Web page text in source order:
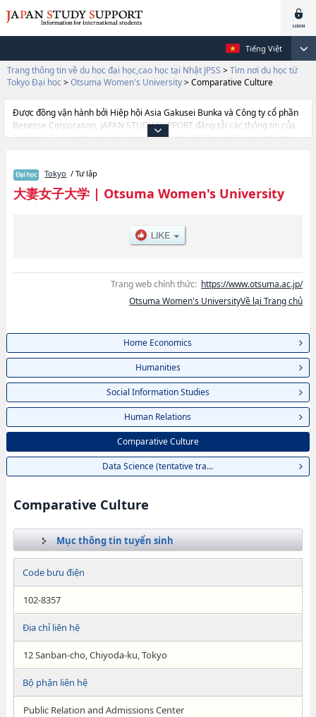
Tiếng Việt
Trang thông tin về du học đại học,cao học tại Nhật JPSS > Tìm nơi du học từ
Tokyo Đại học > Otsuma Women's University> Comparative Culture
Được đồng vận hành bởi Hiệp hội Asia Gakusei Bunka và Công ty cổ phần
Benesse Corporation, JAPAN STUDY SUPPORT đăng tải các thông tin của
khoảng 1.300 trường đại học, cao học, trường đại học ngắn hạn, trường
thông tin cần thiết dành cho du học sinh, như là về các Ngành Home
EconomicshoặcNgành HumanitieshoặcNgành Social Information
StudieshoặcNgành Human RelationshoặcNgành Comparative
ngành học, thông tin liên quan đến thi tuyển như số lượng tuyển sinh, số
lượng trúng tuyển, cở sở trang thiết bị, hướng dẫn địa điểm v.v...
Tokyo / Tư lập
大妻女子大学| Otsuma Women's University
Trang web chính thức: https://www.otsuma.ac.jp/
Otsuma Women's UniversityVề lại Trang chủ
Home Economics
Humanities
Social Information Studies
Human Relations
Comparative Culture
Data Science (tentative tra...
Comparative Culture
Mục thông tin tuyển sinh
Code bưu điện
102-8357
Địa chỉ liên hệ
12 Sanban-cho, Chiyoda-ku, Tokyo
Bộ phận liên hệ
Public Relation and Admissions Center